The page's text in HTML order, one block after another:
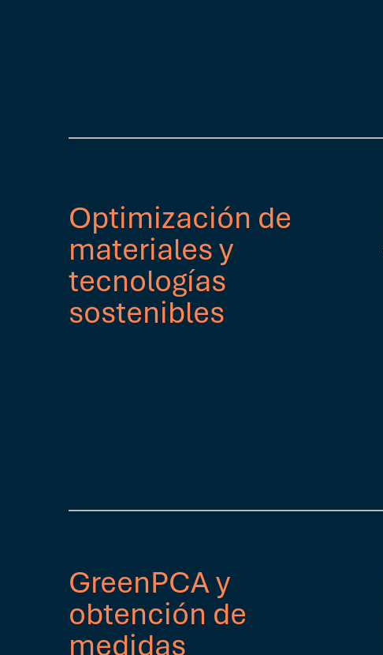
Optimización de
materiales y
tecnologías
sostenibles
GreenPCA y
obtención de
medidas